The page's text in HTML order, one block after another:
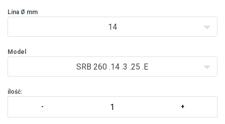
Lina Ø mm
14
Model
SRB 260 .14 .3 .25 .E
ilość: